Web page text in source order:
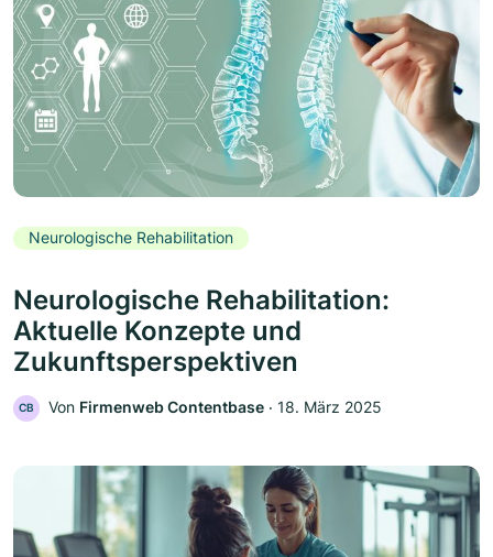
Neurologische Rehabilitation
Neurologische Rehabilitation:
Aktuelle Konzepte und
Zukunftsperspektiven
CB Von Firmenweb Contentbase ‧ 18. März 2025